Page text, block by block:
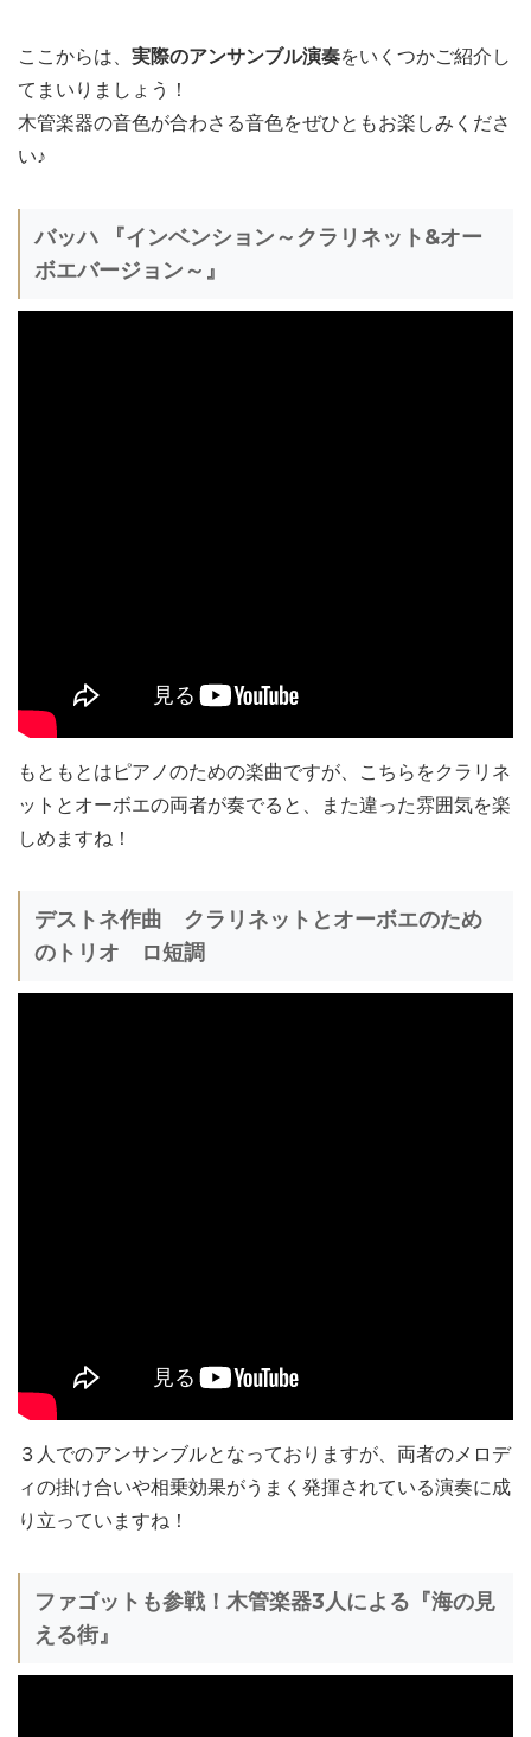
ここからは、 実際のアンサンブル演奏をいくつかご紹介し
てまいりましょう！
木管楽器の音色が合わさる音色をぜひともお楽しみくださ
い♪
バッハ 『インベンション～クラリネット&オー
ボエバージョン～』
もともとはピアノのための楽曲ですが、こちらをクラリネ
ットとオーボエの両者が奏でると、また違った雰囲気を楽
しめますね！
デストネ作曲 クラリネットとオーボエのため
のトリオ ロ短調
３人でのアンサンブルとなっておりますが、両者のメロデ
ィの掛け合いや相乗効果がうまく発揮されている演奏に成
り立っていますね！
ファゴットも参戦！木管楽器3人による『海の見
える街』